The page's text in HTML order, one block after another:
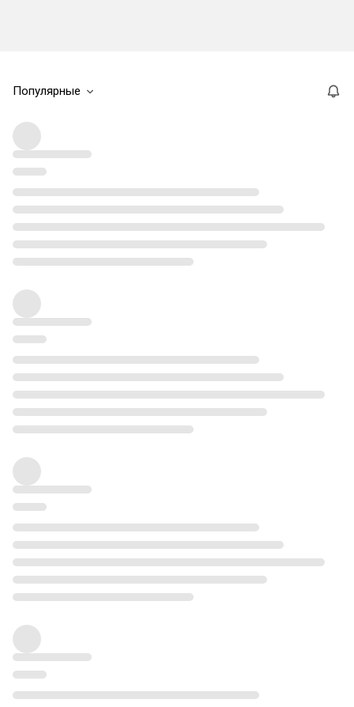
Популярные